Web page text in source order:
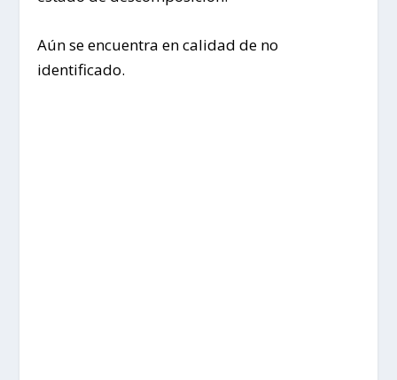
Aún se encuentra en calidad de no
identificado.